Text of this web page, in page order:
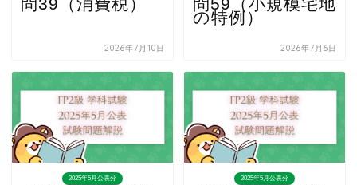
問39（消費税）
2026年7月10日
問59（小規模宅地
の特例）
2026年7月6日
2025年5月公表分 2025年5月公表分